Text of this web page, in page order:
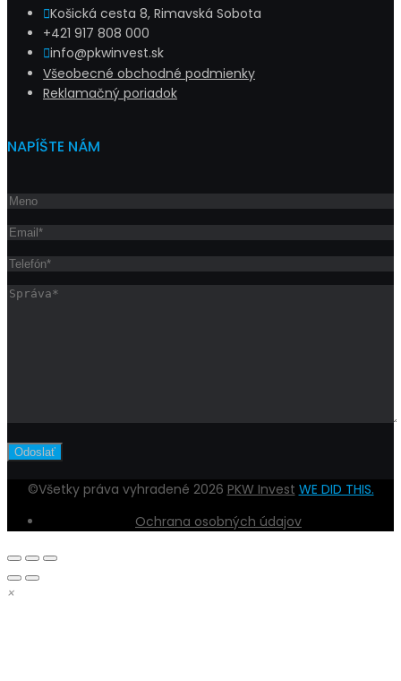
Košická cesta 8, Rimavská Sobota
+421 917 808 000
info@pkwinvest.sk
Všeobecné obchodné podmienky
Reklamačný poriadok
NAPÍŠTE NÁM
©Všetky práva vyhradené 2026 PKW Invest WE DID THIS.
Ochrana osobných údajov
×